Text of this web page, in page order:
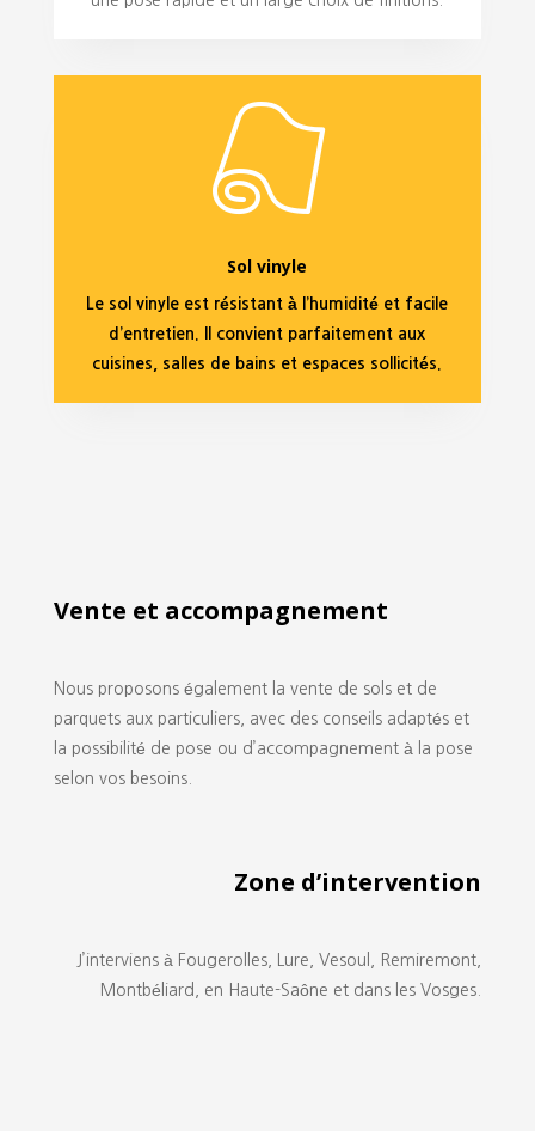
Sol vinyle
Le sol vinyle est résistant à l’humidité et facile
d’entretien. Il convient parfaitement aux
cuisines, salles de bains et espaces sollicités.
Vente et accompagnement
Nous proposons également la vente de sols et de
parquets aux particuliers, avec des conseils adaptés et
la possibilité de pose ou d’accompagnement à la pose
selon vos besoins.
Zone d’intervention
J’interviens à Fougerolles, Lure, Vesoul, Remiremont,
Montbéliard, en Haute-Saône et dans les Vosges.